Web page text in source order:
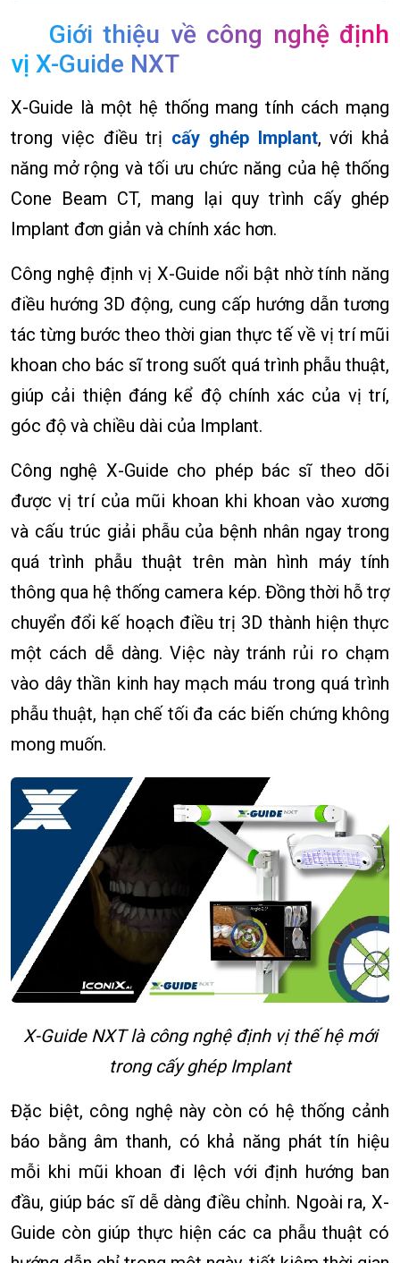
Giới thiệu về công nghệ định
vị X-Guide NXT
X-Guide là một hệ thống mang tính cách mạng
trong việc điều trị cấy ghép Implant, với khả
năng mở rộng và tối ưu chức năng của hệ thống
Cone Beam CT, mang lại quy trình cấy ghép
Implant đơn giản và chính xác hơn.
Công nghệ định vị X-Guide nổi bật nhờ tính năng
điều hướng 3D động, cung cấp hướng dẫn tương
tác từng bước theo thời gian thực tế về vị trí mũi
khoan cho bác sĩ trong suốt quá trình phẫu thuật,
giúp cải thiện đáng kể độ chính xác của vị trí,
góc độ và chiều dài của Implant.
Công nghệ X-Guide cho phép bác sĩ theo dõi
được vị trí của mũi khoan khi khoan vào xương
và cấu trúc giải phẫu của bệnh nhân ngay trong
quá trình phẫu thuật trên màn hình máy tính
thông qua hệ thống camera kép. Đồng thời hỗ trợ
chuyển đổi kế hoạch điều trị 3D thành hiện thực
một cách dễ dàng. Việc này tránh rủi ro chạm
vào dây thần kinh hay mạch máu trong quá trình
phẫu thuật, hạn chế tối đa các biến chứng không
mong muốn.
X-Guide NXT là công nghệ định vị thế hệ mới
trong cấy ghép Implant
Đặc biệt, công nghệ này còn có hệ thống cảnh
báo bằng âm thanh, có khả năng phát tín hiệu
mỗi khi mũi khoan đi lệch với định hướng ban
đầu, giúp bác sĩ dễ dàng điều chỉnh. Ngoài ra, X-
Guide còn giúp thực hiện các ca phẫu thuật có